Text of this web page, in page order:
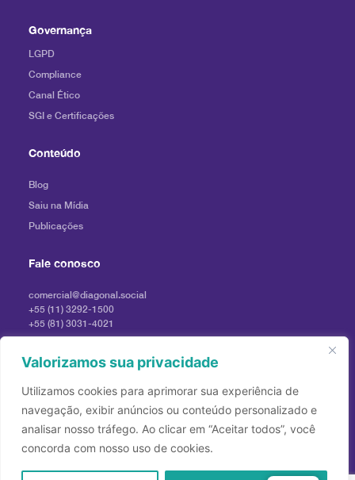
Valorizamos sua privacidade
Utilizamos cookies para aprimorar sua experiência de
navegação, exibir anúncios ou conteúdo personalizado e
analisar nosso tráfego. Ao clicar em “Aceitar todos”, você
concorda com nosso uso de cookies.
Governança
LGPD
Compliance
Canal Ético
SGI e Certificações
Conteúdo
Blog
Saiu na Mídia
Publicações
Fale conosco
comercial@diagonal.social
+55 (11) 3292-1500
+55 (81) 3031-4021
imprensadiagonal@profile.ag